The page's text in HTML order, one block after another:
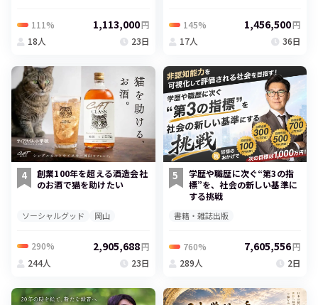
111% 1,113,000円
18人
23日
145% 1,456,500円
17人
36日
4
創業100年を超える酒造会社
のお酒で猫を助けたい
ソーシャルグッド 岡山
290% 2,905,688円
244人
23日
5
学歴や職歴に次ぐ“第3の指
標”を、社会の新しい基準に
する挑戦
書籍・雑誌出版
760% 7,605,556円
289人
2日